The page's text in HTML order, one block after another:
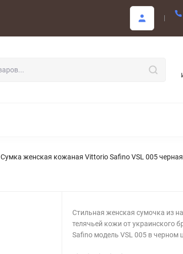
Сумка женская кожаная Vittorio Safino VSL 005 черная
Стильная женская сумочка из
телячьей кожи от украинского
Safino модель VSL 005 в черном